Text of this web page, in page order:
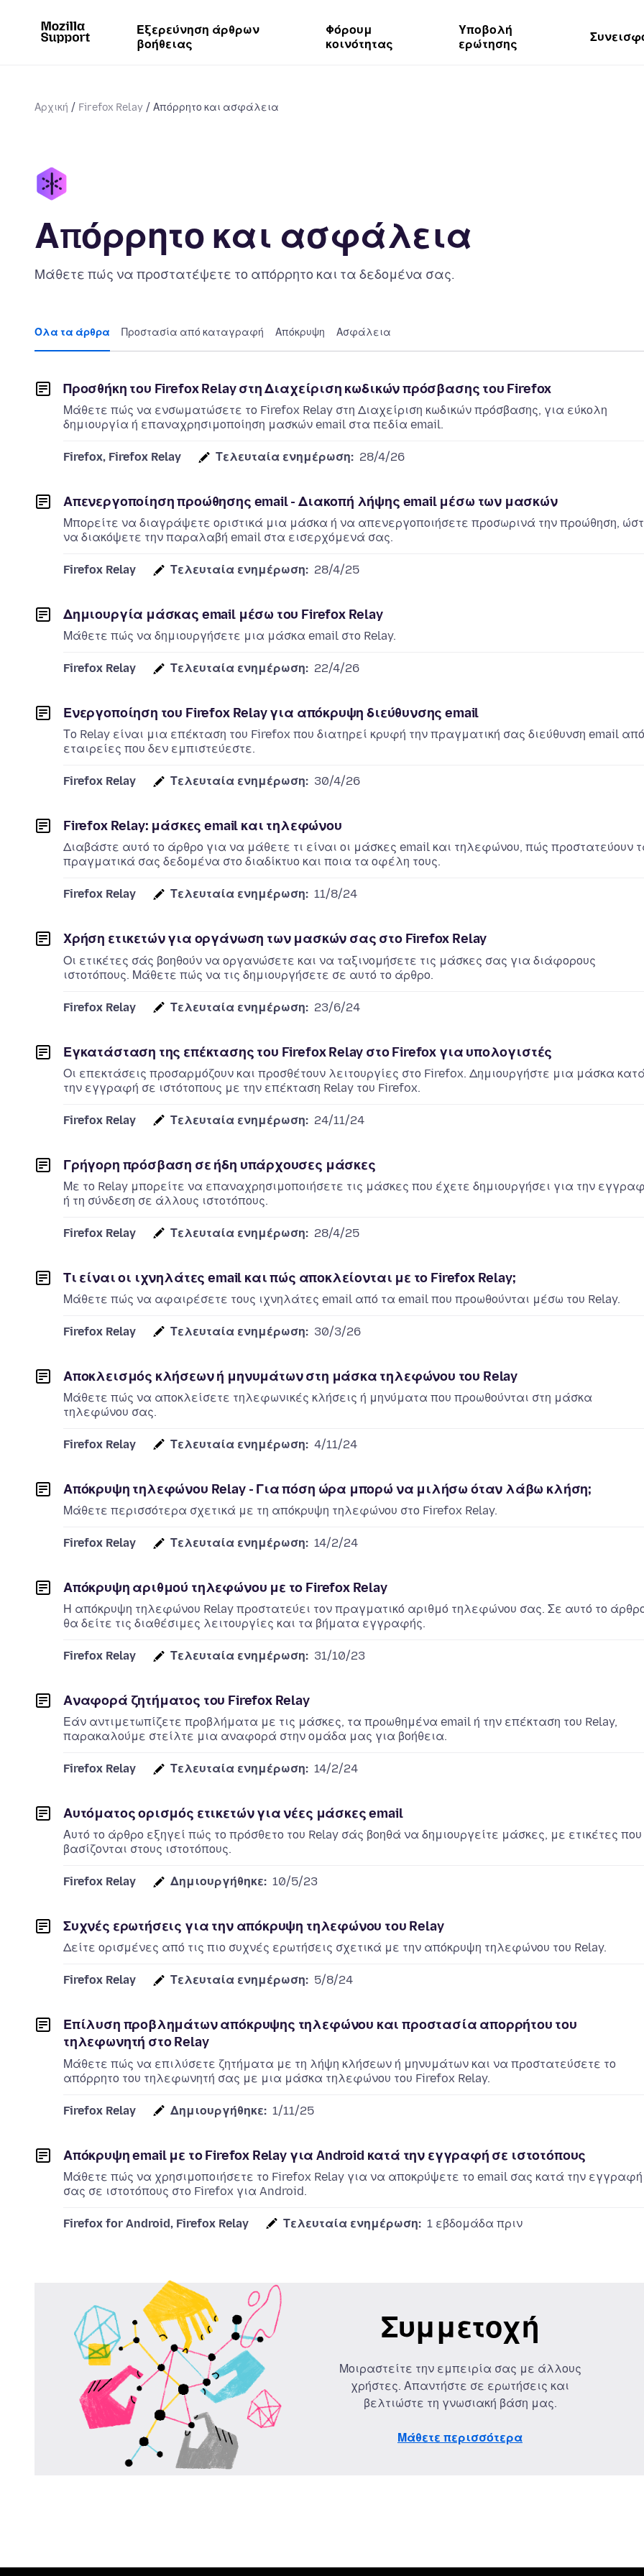
Εξερεύνηση άρθρων
βοήθειας
Φόρουμ
κοινότητας
Υποβολή
ερώτησης
Αρχική Firefox Relay Απόρρητο και ασφάλεια
Απόρρητο και ασφάλεια
Μάθετε πώς να προστατέψετε το απόρρητο και τα δεδομένα σας.
Όλα τα άρθρα Προστασία από καταγραφή Απόκρυψη Ασφάλεια
Προσθήκη του Firefox Relay στη Διαχείριση κωδικών πρόσβασης του Firefox
Μάθετε πώς να ενσωματώσετε το Firefox Relay στη Διαχείριση κωδικών πρόσβασης, για εύκολη
δημιουργία ή επαναχρησιμοποίηση μασκών email στα πεδία email.
Firefox, Firefox Relay Τελευταία ενημέρωση: 28/4/26
Απενεργοποίηση προώθησης email - Διακοπή λήψης email μέσω των μασκών
Μπορείτε να διαγράψετε οριστικά μια μάσκα ή να απενεργοποιήσετε προσωρινά την προώθηση,
να διακόψετε την παραλαβή email στα εισερχόμενά σας.
Firefox Relay Τελευταία ενημέρωση: 28/4/25
Δημιουργία μάσκας email μέσω του Firefox Relay
Μάθετε πώς να δημιουργήσετε μια μάσκα email στο Relay.
Firefox Relay Τελευταία ενημέρωση: 22/4/26
Ενεργοποίηση του Firefox Relay για απόκρυψη διεύθυνσης email
Το Relay είναι μια επέκταση του Firefox που διατηρεί κρυφή την πραγματική σας διεύθυνση email από
εταιρείες που δεν εμπιστεύεστε.
Firefox Relay Τελευταία ενημέρωση: 30/4/26
Firefox Relay: μάσκες email και τηλεφώνου
Διαβάστε αυτό το άρθρο για να μάθετε τι είναι οι μάσκες email και τηλεφώνου, πώς προστατεύουν
πραγματικά σας δεδομένα στο διαδίκτυο και ποια τα οφέλη τους.
Firefox Relay Τελευταία ενημέρωση: 11/8/24
Χρήση ετικετών για οργάνωση των μασκών σας στο Firefox Relay
Οι ετικέτες σάς βοηθούν να οργανώσετε και να ταξινομήσετε τις μάσκες σας για διάφορους
ιστοτόπους. Μάθετε πώς να τις δημιουργήσετε σε αυτό το άρθρο.
Firefox Relay Τελευταία ενημέρωση: 23/6/24
Εγκατάσταση της επέκτασης του Firefox Relay στο Firefox για υπολογιστές
Οι επεκτάσεις προσαρμόζουν και προσθέτουν λειτουργίες στο Firefox. Δημιουργήστε μια μάσκα
την εγγραφή σε ιστότοπους με την επέκταση Relay του Firefox.
Firefox Relay Τελευταία ενημέρωση: 24/11/24
Γρήγορη πρόσβαση σε ήδη υπάρχουσες μάσκες
Με το Relay μπορείτε να επαναχρησιμοποιήσετε τις μάσκες που έχετε δημιουργήσει για την
ή τη σύνδεση σε άλλους ιστοτόπους.
Firefox Relay Τελευταία ενημέρωση: 28/4/25
Τι είναι οι ιχνηλάτες email και πώς αποκλείονται με το Firefox Relay;
Μάθετε πώς να αφαιρέσετε τους ιχνηλάτες email από τα email που προωθούνται μέσω του Relay.
Firefox Relay Τελευταία ενημέρωση: 30/3/26
Αποκλεισμός κλήσεων ή μηνυμάτων στη μάσκα τηλεφώνου του Relay
Μάθετε πώς να αποκλείσετε τηλεφωνικές κλήσεις ή μηνύματα που προωθούνται στη μάσκα
τηλεφώνου σας.
Firefox Relay Τελευταία ενημέρωση: 4/11/24
Απόκρυψη τηλεφώνου Relay - Για πόση ώρα μπορώ να μιλήσω όταν λάβω κλήση;
Μάθετε περισσότερα σχετικά με τη απόκρυψη τηλεφώνου στο Firefox Relay.
Firefox Relay Τελευταία ενημέρωση: 14/2/24
Απόκρυψη αριθμού τηλεφώνου με το Firefox Relay
Η απόκρυψη τηλεφώνου Relay προστατεύει τον πραγματικό αριθμό τηλεφώνου σας. Σε αυτό το
θα δείτε τις διαθέσιμες λειτουργίες και τα βήματα εγγραφής.
Firefox Relay Τελευταία ενημέρωση: 31/10/23
Αναφορά ζητήματος του Firefox Relay
Εάν αντιμετωπίζετε προβλήματα με τις μάσκες, τα προωθημένα email ή την επέκταση του Relay,
παρακαλούμε στείλτε μια αναφορά στην ομάδα μας για βοήθεια.
Firefox Relay Τελευταία ενημέρωση: 14/2/24
Αυτόματος ορισμός ετικετών για νέες μάσκες email
Αυτό το άρθρο εξηγεί πώς το πρόσθετο του Relay σάς βοηθά να δημιουργείτε μάσκες, με ετικέτες που
βασίζονται στους ιστοτόπους.
Firefox Relay Δημιουργήθηκε: 10/5/23
Συχνές ερωτήσεις για την απόκρυψη τηλεφώνου του Relay
Δείτε ορισμένες από τις πιο συχνές ερωτήσεις σχετικά με την απόκρυψη τηλεφώνου του Relay.
Firefox Relay Τελευταία ενημέρωση: 5/8/24
Επίλυση προβλημάτων απόκρυψης τηλεφώνου και προστασία απορρήτου του
τηλεφωνητή στο Relay
Μάθετε πώς να επιλύσετε ζητήματα με τη λήψη κλήσεων ή μηνυμάτων και να προστατεύσετε το
απόρρητο του τηλεφωνητή σας με μια μάσκα τηλεφώνου του Firefox Relay.
Firefox Relay Δημιουργήθηκε: 1/11/25
Απόκρυψη email με το Firefox Relay για Android κατά την εγγραφή σε ιστοτόπους
Μάθετε πώς να χρησιμοποιήσετε το Firefox Relay για να αποκρύψετε το email σας κατά την εγγραφή
σας σε ιστοτόπους στο Firefox για Android.
Firefox for Android, Firefox Relay Τελευταία ενημέρωση: 1 εβδομάδα πριν
Συμμετοχή
Μοιραστείτε την εμπειρία σας με άλλους
χρήστες. Απαντήστε σε ερωτήσεις και
βελτιώστε τη γνωσιακή βάση μας.
Μάθετε περισσότερα